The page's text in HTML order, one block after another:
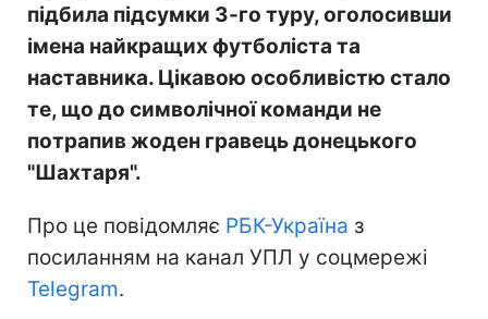
підбила підсумки 3-го туру, оголосивши
імена найкращих футболіста та
наставника. Цікавою особливістю стало
те, що до символічної команди не
потрапив жоден гравець донецького
"Шахтаря".
Про це повідомляє РБК-Україна з
посиланням на канал УПЛ у соцмережі
Telegram.